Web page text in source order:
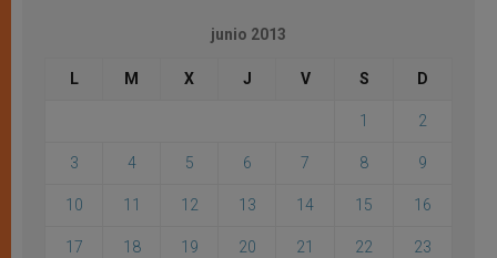
junio 2013
L M X J V S D
1 2
3 4 5 6 7 8 9
10 11 12 13 14 15 16
17 18 19 20 21 22 23